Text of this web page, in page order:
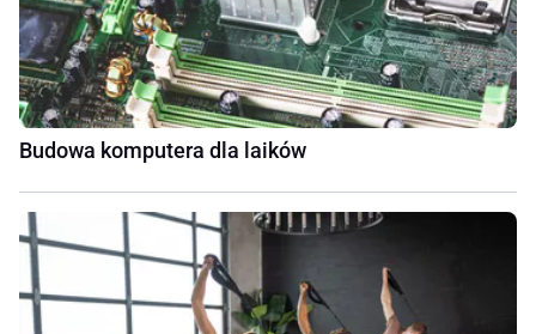
Budowa komputera dla laików